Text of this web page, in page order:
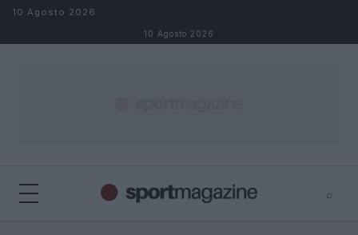
Salta al contenuto
10 Agosto 2026
10 Agosto 2026
⌕